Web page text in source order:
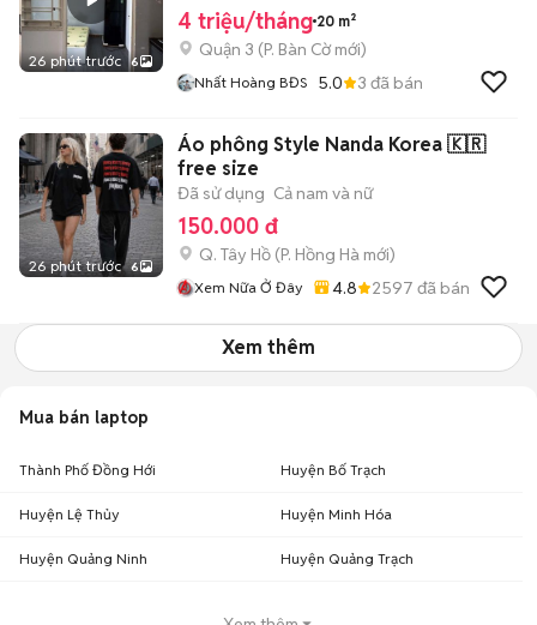
26 phút trước 6
4 triệu/tháng 20 m²
Quận 3 (P. Bàn Cờmới)
Nhất Hoàng BĐS 5.0 3 đã bán
26 phút trước 6
Áo phông Style Nanda Korea 🇰🇷
free size
Đã sử dụng Cả nam và nữ
150.000 đ
Q. Tây Hồ (P. Hồng Hà mới)
Xem Nữa Ở Đây 4.8 2597 đã bán
Xem thêm
Mua bán laptop
Thành Phố Đồng Hới Huyện Bố Trạch
Huyện Lệ Thủy Huyện Minh Hóa
Huyện Quảng Ninh Huyện Quảng Trạch